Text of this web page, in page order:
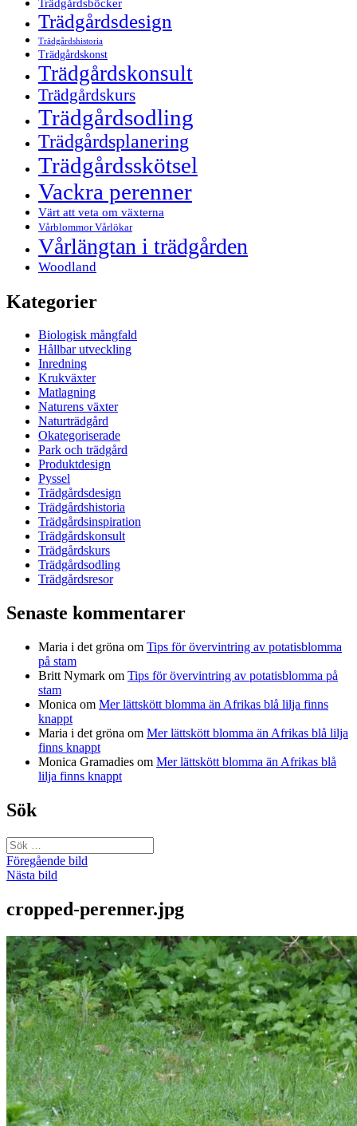
Trädgårdsdesign
Trädgårdshistoria
Trädgårdskonst
Trädgårdskonsult
Trädgårdskurs
Trädgårdsodling
Trädgårdsplanering
Trädgårdsskötsel
Vackra perenner
Värt att veta om växterna
Vårblommor Vårlökar
Vårlängtan i trädgården
Woodland
Kategorier
Biologisk mångfald
Hållbar utveckling
Inredning
Krukväxter
Matlagning
Naturens växter
Naturträdgård
Okategoriserade
Park och trädgård
Produktdesign
Pyssel
Trädgårdsdesign
Trädgårdshistoria
Trädgårdsinspiration
Trädgårdskonsult
Trädgårdskurs
Trädgårdsodling
Trädgårdsresor
Senaste kommentarer
Maria i det gröna om Tips för övervintring av potatisblomma
på stam
Britt Nymark om Tips för övervintring av potatisblomma på
stam
Monica om Mer lättskött blomma än Afrikas blå lilja finns
knappt
Maria i det gröna om Mer lättskött blomma än Afrikas blå lilja
finns knappt
Monica Gramadies om Mer lättskött blomma än Afrikas blå
lilja finns knappt
Sök
Sök
efter:
Föregående bild
Nästa bild
cropped-perenner.jpg